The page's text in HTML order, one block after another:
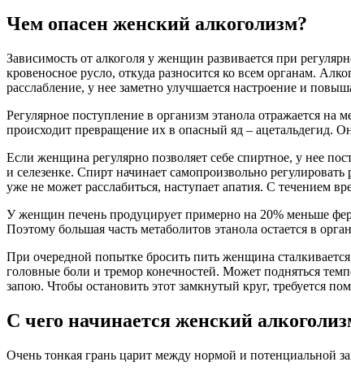
Чем опасен женский алкоголизм?
Зависимость от алкоголя у женщин развивается при
кровеносное русло, откуда разносится ко всем органам.
расслабление, у нее заметно улучшается настроение и
Регулярное поступление в организм этанола отражается
происходит превращение их в опасный яд – ацетальдегид.
Если женщина регулярно позволяет себе спиртное, у нее
и селезенке. Спирт начинает самопроизвольно
уже не может расслабиться, наступает апатия. С течением
У женщин печень продуцирует примерно на 20% меньше
Поэтому большая часть метаболитов этанола остается в
При очередной попытке бросить пить женщина
головные боли и тремор конечностей. Может подняться
запою. Чтобы остановить этот замкнутый круг, требуется
С чего начинается женский
Очень тонкая грань царит между нормой и потенциальной